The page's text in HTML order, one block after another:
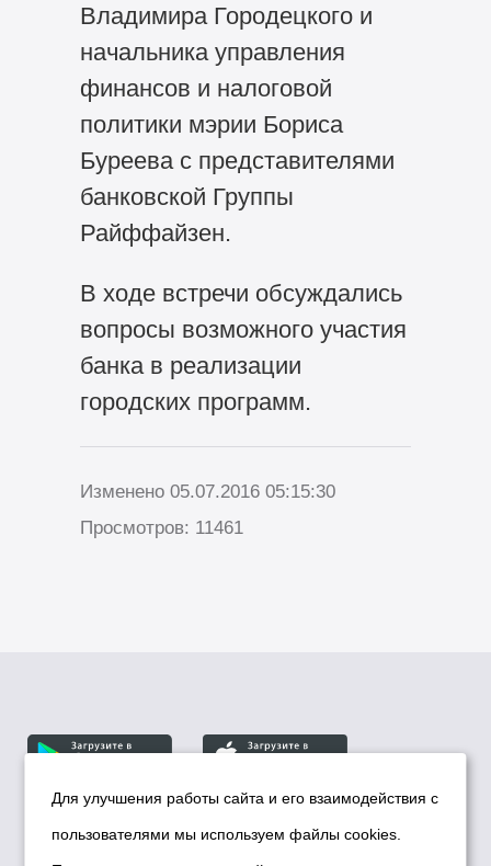
Владимира Городецкого и
начальника управления
финансов и налоговой
политики мэрии Бориса
Буреева с представителями
банковской Группы
Райффайзен.
В ходе встречи обсуждались
вопросы возможного участия
банка в реализации
городских программ.
Изменено 05.07.2016 05:15:30
Просмотров: 11461
© Департамент информационной политики мэрии
города Новосибирска, 2026
Для улучшения работы сайта и его взаимодействия с
пользователями мы используем файлы cookies.